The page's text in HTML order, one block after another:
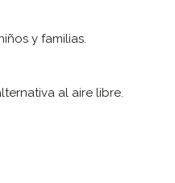
y familias.
al aire libre.